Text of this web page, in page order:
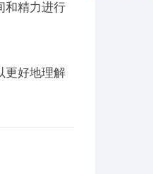
和精力进行
更好地理解